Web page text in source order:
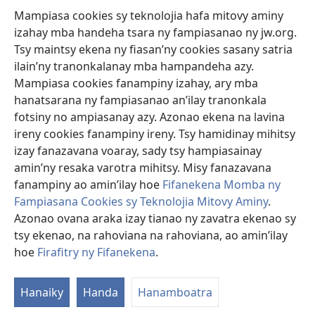
Mampiasa cookies sy teknolojia hafa mitovy aminy
izahay mba handeha tsara ny fampiasanao ny jw.org.
Tsy maintsy ekena ny fiasan’ny cookies sasany satria
ilain’ny tranonkalanay mba hampandeha azy.
Mampiasa cookies fanampiny izahay, ary mba
hanatsarana ny fampiasanao an’ilay tranonkala
fotsiny no ampiasanay azy. Azonao ekena na lavina
ireny cookies fanampiny ireny. Tsy hamidinay mihitsy
izay fanazavana voaray, sady tsy hampiasainay
amin’ny resaka varotra mihitsy. Misy fanazavana
fanampiny ao amin’ilay hoe Fifanekena Momba ny
Fampiasana Cookies sy Teknolojia Mitovy Aminy.
Azonao ovana araka izay tianao ny zavatra ekenao sy
tsy ekenao, na rahoviana na rahoviana, ao amin’ilay
hoe Firafitry ny Fifanekena.
Hanaiky Handa Hanamboatra
Mety tsy hety na tsy heken’ny marary sasany ny fomba fitsaboana sy teknika
voaresaka ato.
Ho an’ny marary: Miresaha foana amin’ny dokoteranao na mpitsabo
matihanina hafa, raha marary ianao ka mila torohevitra na te hahafantatra
momba ny fitsaboana iray. Manatòna dokotera raha mahatsiaro ho tsy
metimety ianao.
Ito fifanekena ito no mifehy an’izay mampiasa an’ity tranonkala ity.
Fisehony
Copyright© 2026 Watch Tower Bible and Tract Society of Pennsylvania.
FIFANEKENA| FIFANEKENA MOMBA NY TSIAMBARATELO